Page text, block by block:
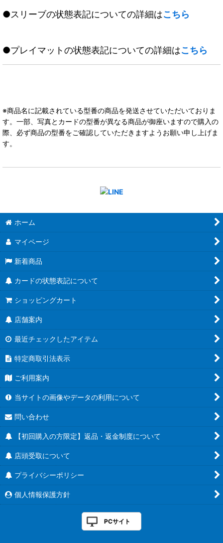
●スリーブの状態表記についての詳細はこちら
●プレイマットの状態表記についての詳細はこちら
※商品名に記載されている型番の商品を発送させていただいておりま
す。一部、写真とカードの型番が異なる商品が御座いますので購入の
際、必ず商品の型番をご確認していただきますようお願い申し上げま
す。
ホーム
マイページ
新着商品
カードの状態表記について
ショッピングカート
店舗案内
最近チェックしたアイテム
特定商取引法表示
ご利用案内
当サイトの画像やデータの利用について
問い合わせ
【初回購入の方限定】返品・返金制度について
店頭受取について
プライバシーポリシー
個人情報保護方針
PCサイト